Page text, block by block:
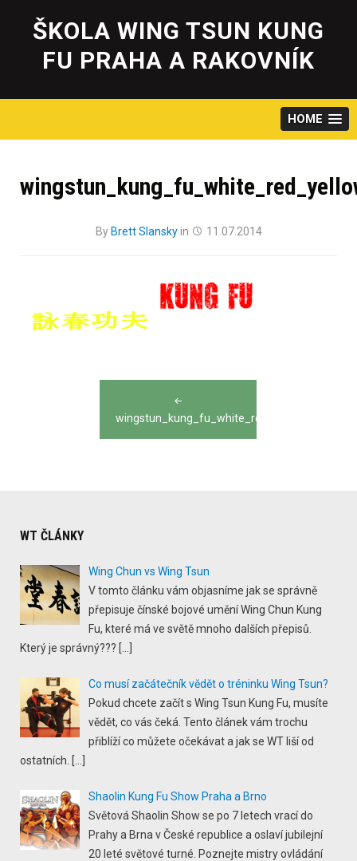
content
ŠKOLA WING TSUN KUNG
FU PRAHA A RAKOVNÍK
HOME
By Brett Slanskyin 11.07.2014
navigationwingstun_kung_fu_white_red_yellow_white
WT ČLÁNKY
Wing Chun vs Wing Tsun
V tomto článku vám objasníme jak se správně
přepisuje čínské bojové umění Wing Chun Kung
Fu, které má ve světě mnoho dalších přepisů.
Který je správný???
Co musí začátečník vědět o tréninku Wing Tsun?
Pokud chcete začít s Wing Tsun Kung Fu, musíte
vědět, co vás čeká. Tento článek vám trochu
přiblíží co můžete očekávat a jak se WT liší od
ostatních.
Shaolin Kung Fu Show Praha a Brno
Světová Shaolin Show se po 7 letech vrací do
Prahy a Brna v České republice a oslaví jubilejní
20 leté světové turné. Poznejte mistry ovládání